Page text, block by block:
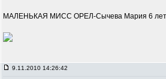
МАЛЕНЬКАЯ МИСС ОРЕЛ-Сычева Мария 6
9.11.2010 14:26:42